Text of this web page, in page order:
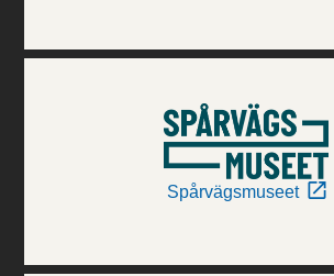
Spårvägsmuseet